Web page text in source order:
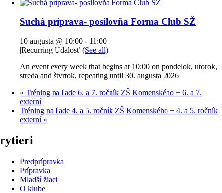
Suchá príprava- posilovňa Forma Club SŽ
10 augusta @ 10:00 - 11:00
|Recurring Udalosť (See all)
An event every week that begins at 10:00 on pondelok, utorok,
streda and štvrtok, repeating until 30. augusta 2026
« Tréning na ľade 6. a 7. ročník ZŠ Komenského + 6. a 7.
externí
Tréning na ľade 4. a 5. ročník ZŠ Komenského + 4. a 5. ročník
externí »
rytieri
Predprípravka
Prípravka
Mladší žiaci
O klube